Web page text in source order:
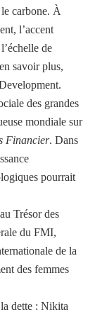
carbone. À
l’accent
de
savoir plus,
des grandes
mondiale sur
Financier. Dans
pourrait
Trésor des
du FMI,
de la
des femmes
dette : Nikita